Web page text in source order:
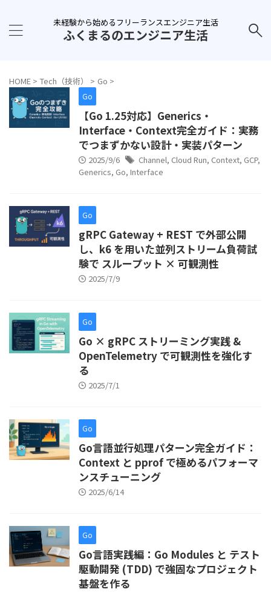
未経験から始めるフリーランスエンジニア生活
ふくまるのエンジニア生活
HOME > Tech（技術） > Go >
Go
【Go 1.25対応】Generics・
Interface・Context完全ガイド：実務
でつまずかない設計・実装パターン
2025/9/6 Channel, Cloud Run, Context, GCP,
Generics, Go, Interface
Go
gRPC Gateway + REST で外部公開
し、k6 を用いた並列ストリーム負荷試
験で スループット × 可観測性
2025/7/9
Go
Go × gRPC ストリーミング実践 &
OpenTelemetry で可観測性を強化す
る
2025/7/1
Go
Go言語並行処理パターン完全ガイド：
Context と pprof で極めるパフォーマ
ンスチューニング
2025/6/14
Go
Go言語実践編：Go Modules と テスト
駆動開発 (TDD) で強固なプロジェクト
基盤を作る